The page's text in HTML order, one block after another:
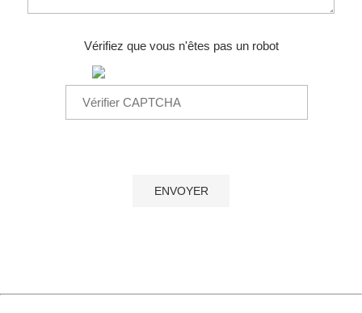
Vérifiez que vous n'êtes pas un robot